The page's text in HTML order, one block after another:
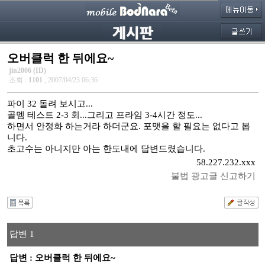
오버클럭 한 뒤에요~
jin2006 (ID)
조회 : 1101 , 2007/04/23 06:36
파이 32 돌려 보시고...
골멤 테스트 2-3 회...그리고 프라임 3-4시간 정도...
하면서 안정화 하는거라 하더군요. 포맷을 할 필요는 없다고 봅
니다.
초고수는 아니지만 아는 한도내에 답변드렸습니다.
58.227.232.xxx
불법 광고글 신고하기
답변 1
답변 : 오버클럭 한 뒤에요~